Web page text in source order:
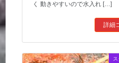
く 動きやすいので水入れ […]
詳細